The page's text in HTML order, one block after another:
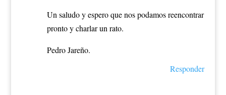
Un saludo y espero que nos podamos reencontrar
pronto y charlar un rato.
Pedro Jareño.
Responder